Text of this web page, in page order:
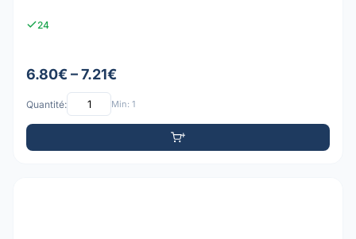
24
6.80€ – 7.21€
Quantité: Min: 1